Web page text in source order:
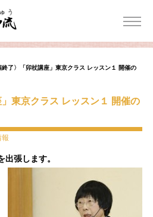
終了〉「卯杖講座」東京クラス レッスン１ 開催の
」東京クラス レッスン１ 開催の
張します。